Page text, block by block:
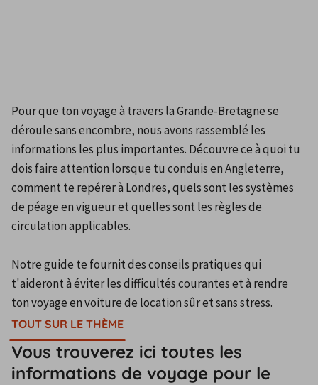
Pour que ton voyage à travers la Grande-Bretagne se
déroule sans encombre, nous avons rassemblé les
informations les plus importantes. Découvre ce à quoi tu
dois faire attention lorsque tu conduis en Angleterre,
comment te repérer à Londres, quels sont les systèmes
de péage en vigueur et quelles sont les règles de
circulation applicables.
Notre guide te fournit des conseils pratiques qui
t'aideront à éviter les difficultés courantes et à rendre
ton voyage en voiture de location sûr et sans stress.
TOUT SUR LE THÈME
Vous trouverez ici toutes les
informations de voyage pour le